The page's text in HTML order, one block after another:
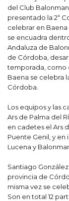
del Club
presentado la 2ª
celebrar en
se encuadra
Andaluza de
de Córdoba,
temporada, como
Baena se celebra
Córdoba.
Los equipos y las
Ars de Palma del
en cadetes el Ars
Puente Genil, y en
Lucena y
Santiago
provincia de
misma vez se
Son en total 12